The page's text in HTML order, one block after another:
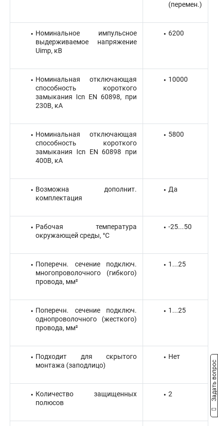
(перемен.)
Номинальное импульсное
выдерживаемое напряжение
Uimp, кВ
6200
Номинальная отключающая
способность короткого
замыкания Icn EN 60898, при
230В, кА
10000
Номинальная отключающая
способность короткого
замыкания Icn EN 60898 при
400В, кА
5800
Возможна дополнит.
комплектация
Да
Рабочая температура
окружающей среды, °C
-25...50
Поперечн. сечение подключ.
многопроволочного (гибкого)
провода, мм²
1...25
Поперечн. сечение подключ.
однопроволочного (жесткого)
провода, мм²
1...25
Подходит для скрытого
монтажа (заподлицо)
Нет
Количество защищенных
полюсов
2 Задать вопрос